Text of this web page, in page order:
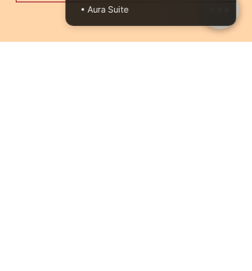
• Aura Suite